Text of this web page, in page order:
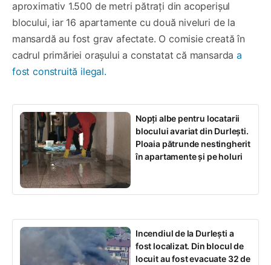
aproximativ 1.500 de metri pătrați din acoperișul
blocului, iar 16 apartamente cu două niveluri de la
mansardă au fost grav afectate. O comisie creată în
cadrul primăriei orașului a constatat că mansardaa
fost construită ilegal.
Nopți albe pentru locatarii
blocului avariat din Durlești.
Ploaia pătrunde nestingherit
în apartamente și pe holuri
Incendiul de la Durlești a
fost localizat. Din blocul de
locuit au fost evacuate 32 de